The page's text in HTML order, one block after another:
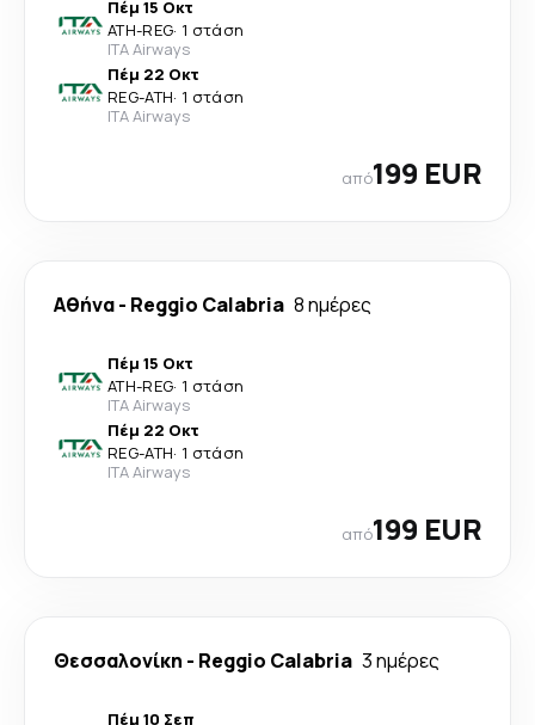
Πέμ 15 Οκτ
ATH-REG· 1 στάση
ITA Airways
Πέμ 22 Οκτ
REG-ATH· 1 στάση
ITA Airways
από199 EUR
Αθήνα- Reggio Calabria 8 ημέρες
Πέμ 15 Οκτ
ATH-REG· 1 στάση
ITA Airways
Πέμ 22 Οκτ
REG-ATH· 1 στάση
ITA Airways
από199 EUR
Θεσσαλονίκη - Reggio Calabria 3 ημέρες
Πέμ 10 Σεπ